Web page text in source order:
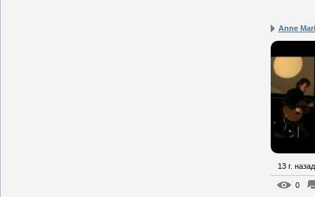
Anne
13 г. назад
0